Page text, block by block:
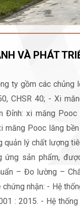
VÀ PHÁT
ty gồm các chủng
CHSR 40; - Xi
Đỉnh: xi măng
măng Pooc lăng
quản lý chất lượng
ứng sản phẩm,
– Đo lường –
chứng nhận: - Hệ
: 2015. - Hệ